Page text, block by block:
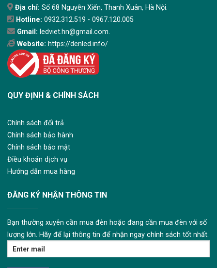
Địa chỉ: Số 68 Nguyễn Xiển, Thanh Xuân, Hà Nội.
Hotline: 0932.312.519 - 0967.120.005
Gmail: ledviet.hn@gmail.com.
Website: https://denled.info/
QUY ĐỊNH & CHÍNH SÁCH
Chính sách đổi trả
Chính sách bảo hành
Chính sách bảo mật
Điều khoản dịch vụ
Hướng dẫn mua hàng
ĐĂNG KÝ NHẬN THÔNG TIN
Bạn thường xuyên cần mua đèn hoặc đang cần mua đèn với số
lượng lớn. Hãy để lại thông tin để nhận ngay chính sách tốt nhất.